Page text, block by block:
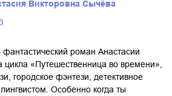
Викторовна Сычёва
роман Анастасии
цикла «Путешественница во времени»,
городское фэнтези, детективное
Особенно когда ты